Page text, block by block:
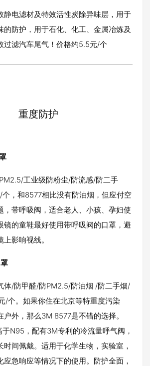
静电滤材及特效活性炭除异味层，用于
的防护，用于石化、化工、金属冶炼及
过滤汽车尾气！价格约5.5元/个
重度防护
工业级防粉尘/防流感/防二手
，和8577相比没有防油烟，但应付空
，带呼吸阀，适合老人、小孩、孕妇使
镜的童鞋最好使用带呼吸阀的口罩，避
影响视线。
体/防甲醛/防PM2.5/防油烟 /防二手烟/
/个。如果你住在北京等特重度污染
户外，那么3M 8577是不错的选择。
N95，配有3M专利的冷流量呼气阀，
时间佩戴。适用于化学生物，实验室，
应急响应等情况下的使用。防护全面，